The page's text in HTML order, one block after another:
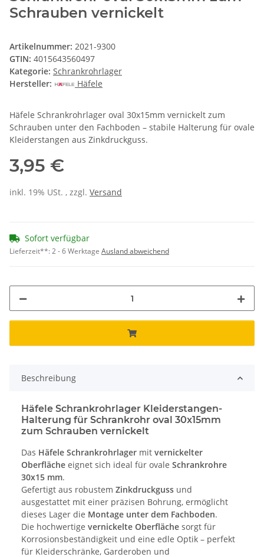
Schrauben vernickelt
Artikelnummer: 2021-9300
GTIN: 4015643560497
Kategorie: Schrankrohrlager
Hersteller:
Häfele
Häfele Schrankrohrlager oval 30x15mm vernickelt zum
Schrauben unter den Fachboden – stabile Halterung für ovale
Kleiderstangen aus Zinkdruckguss.
3,95 €
inkl. 19% USt. , zzgl. Versand
Sofort verfügbar
Lieferzeit**:2 - 6 Werktage Ausland abweichend
Beschreibung
Häfele Schrankrohrlager Kleiderstangen-
Halterung für Schrankrohr oval 30x15mm
zum Schrauben vernickelt
Das Häfele Schrankrohrlager mit vernickelter
Oberfläche eignet sich ideal für ovale Schrankrohre
30x15 mm.
Gefertigt aus robustem Zinkdruckguss und
ausgestattet mit einer präzisen Bohrung, ermöglicht
dieses Lager die Montage unter dem Fachboden.
Die hochwertige vernickelte Oberfläche sorgt für
Korrosionsbeständigkeit und eine edle Optik – perfekt
für Kleiderschränke, Garderoben und